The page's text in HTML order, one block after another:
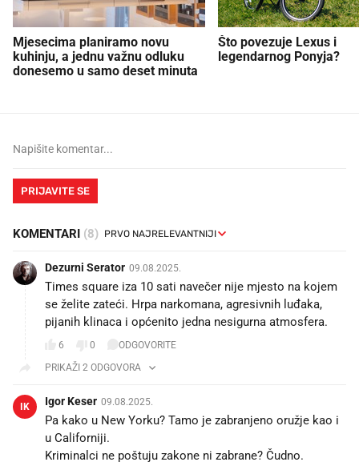
Mjesecima planiramo novu
kuhinju, a jednu važnu odluku
donesemo u samo deset minuta
Što povezuje Lexus i
legendarnog Ponyja?
PRIJAVITE SE
KOMENTARI (8)
Dezurni Serator 09.08.2025.
Times square iza 10 sati navečer nije mjesto na kojem
se želite zateći. Hrpa narkomana, agresivnih luđaka,
pijanih klinaca i općenito jedna nesigurna atmosfera.
6 0
ODGOVORITE
PRIKAŽI 2 ODGOVORA
IK Igor Keser 09.08.2025.
Pa kako u New Yorku? Tamo je zabranjeno oružje kao i
u Californiji.
Kriminalci ne poštuju zakone ni zabrane? Čudno.